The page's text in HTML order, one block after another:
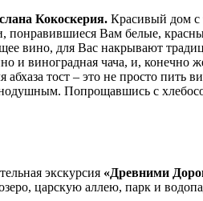
Кокоскерия. Красивый дом с
понравившиеся Вам белые,
вино, для Вас накрывают
и виноградная чача, и, конечно
абхаза тост – это не просто
Попрощавшись с
экскурсия «Древними
царскую аллею, парк и